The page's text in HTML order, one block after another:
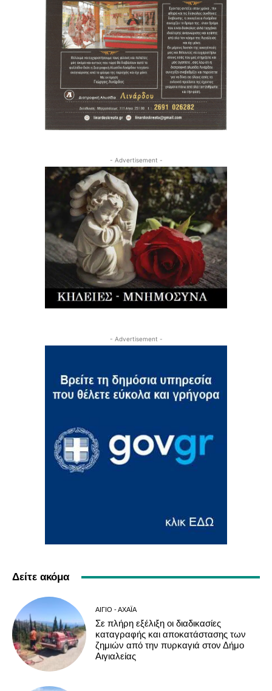
- Advertisement -
- Advertisement -
Δείτε ακόμα
ΑΊΓΙΟ - ΑΧΑΪ́Α
Σε πλήρη εξέλιξη οι διαδικασίες
καταγραφής και αποκατάστασης των
ζημιών από την πυρκαγιά στον Δήμο
Αιγιαλείας